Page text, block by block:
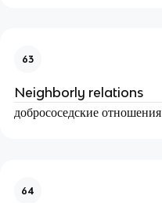
63
Neighborly relations
добрососедские отношения
64